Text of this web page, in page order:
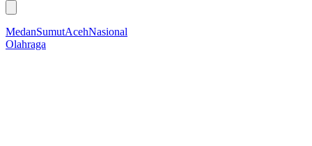
MedanSumutAcehNasional
Olahraga